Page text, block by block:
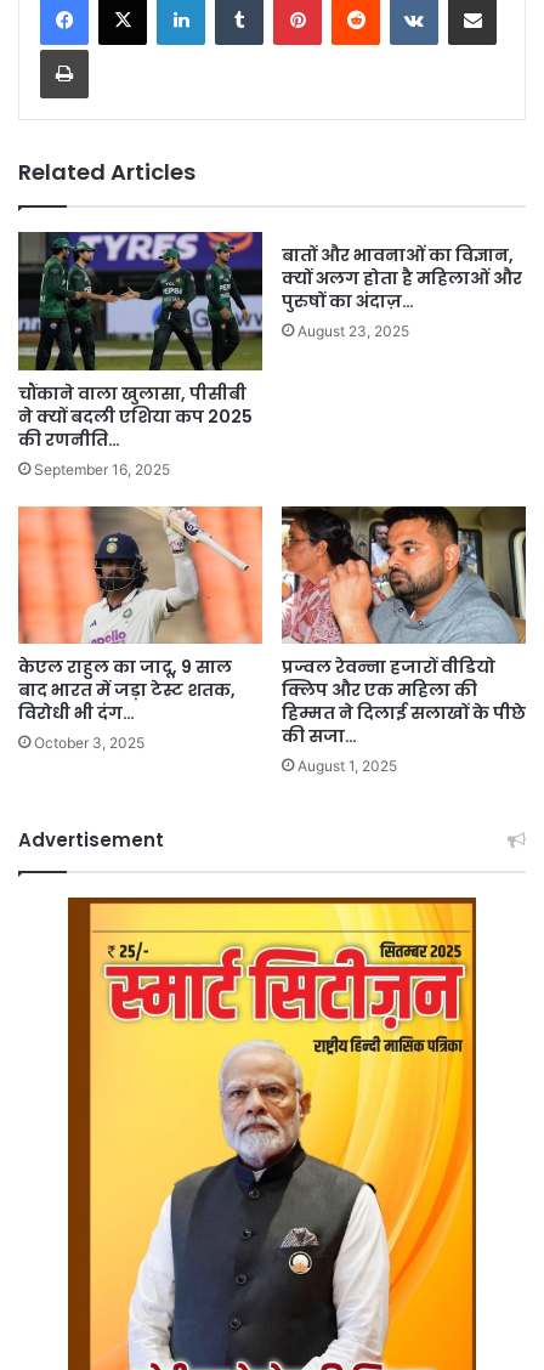
Print
Related Articles
चौंकाने वाला खुलासा, पीसीबी
ने क्यों बदली एशिया कप 2025
की रणनीति…
September 16, 2025
बातों और भावनाओं का विज्ञान,
क्यों अलग होता है महिलाओं और
पुरुषों का अंदाज़…
August 23, 2025
केएल राहुल का जादू, 9 साल
बाद भारत में जड़ा टेस्ट शतक,
विरोधी भी दंग…
October 3, 2025
प्रज्वल रेवन्ना हजारों वीडियो
क्लिप और एक महिला की
हिम्मत ने दिलाई सलाखों के पीछे
की सजा…
August 1, 2025
Advertisement